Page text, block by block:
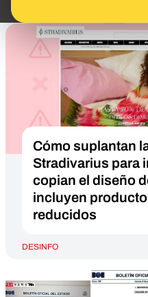
Cómo suplantan
Stradivarius para
copian el diseño
incluyen
reducidos
DESINFO